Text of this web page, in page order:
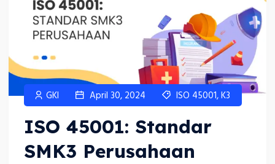
GKI April 30, 2024 ISO 45001,K3
ISO 45001: Standar
SMK3 Perusahaan